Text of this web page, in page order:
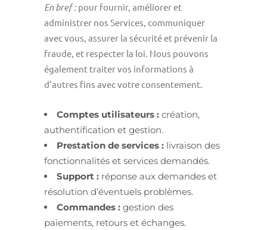
En bref :pour fournir, améliorer et
administrer nos Services, communiquer
avec vous, assurer la sécurité et prévenir la
fraude, et respecter la loi. Nous pouvons
également traiter vos informations à
d’autres fins avec votre consentement.
Comptes utilisateurs : création,
authentification et gestion.
Prestation de services : livraison des
fonctionnalités et services demandés.
Support : réponse aux demandes et
résolution d’éventuels problèmes.
Commandes : gestion des
paiements, retours et échanges.